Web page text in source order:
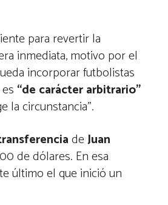
para revertir la
inmediata, motivo por el
incorporar futbolistas
“de carácter arbitrario”
la circunstancia”.
deJuan
de dólares. En esa
último el que inició un